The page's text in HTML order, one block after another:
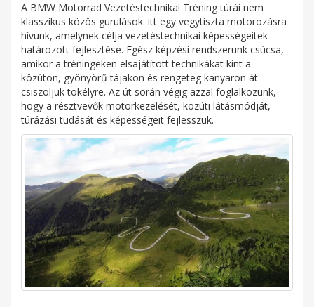
A BMW Motorrad Vezetéstechnikai Tréning túrái nem
klasszikus közös gurulások: itt egy vegytiszta motorozásra
hívunk, amelynek célja vezetéstechnikai képességeitek
határozott fejlesztése. Egész képzési rendszerünk csúcsa,
amikor a tréningeken elsajátított technikákat kint a
közúton, gyönyörű tájakon és rengeteg kanyaron át
csiszoljuk tökélyre. Az út során végig azzal foglalkozunk,
hogy a résztvevők motorkezelését, közúti látásmódját,
túrázási tudását és képességeit fejlesszük.